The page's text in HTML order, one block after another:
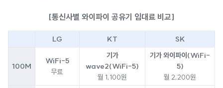
[통신사별 와이파이 공유기 임대료 비교]
LG KT SK
100M
WiFi-5
무료
기가
wave2(WiFi-5)
월 1,100원
기가 와이파이(WiFi-
5)
월 2,200원